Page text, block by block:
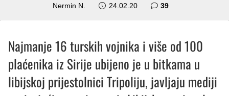
Nermin N. 24.02.20 39komentara
Najmanje 16 turskih vojnika i više od 100
plaćenika iz Sirije ubijeno je u bitkama u
libijskoj prijestolnici Tripoliju, javljaju mediji